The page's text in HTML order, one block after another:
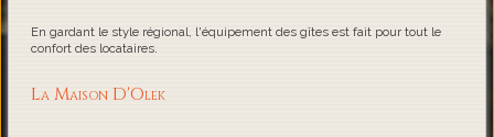
En gardant le style régional, l'équipement des gîtes est fait pour tout le
confort des locataires.
La Maison D'Olek